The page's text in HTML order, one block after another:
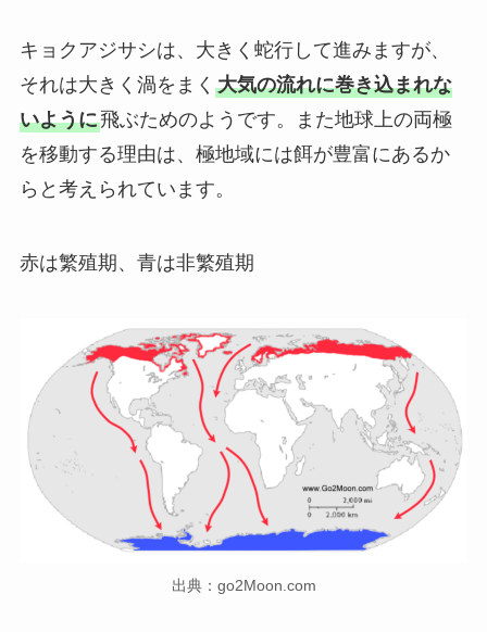
キョクアジサシは、大きく蛇行して進みますが、
それは大きく渦をまく 大気の流れに巻き込まれな
いように飛ぶためのようです。また地球上の両極
を移動する理由は、極地域には餌が豊富にあるか
らと考えられています。
赤は繁殖期、青は非繁殖期
出典：go2Moon.com